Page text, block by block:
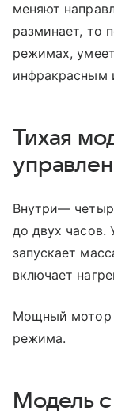
меняют
разминает, то
режимах,
инфракрасным
Тихая
Внутри—
до двух часов.
запускает
включает
Мощный мотор
режима.
Модель